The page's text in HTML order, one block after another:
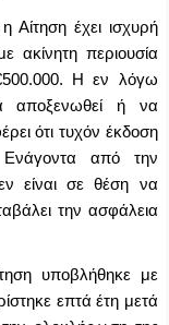
Αίτηση έχει ισχυρή
ακίνητη περιουσία
500.000. H
εν λόγω
αποξενωθεί ή να
ότι τυχόν έκδοση
από την
είναι σε θέση να
την ασφάλεια
υποβλήθηκε με
επτά έτη μετά